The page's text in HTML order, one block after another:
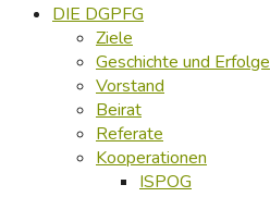
DIE DGPFG
Ziele
Geschichte und Erfolge
Vorstand
Beirat
Referate
Kooperationen
ISPOG